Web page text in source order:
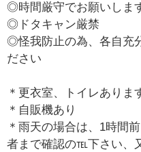
◎時間厳守でお願いしま
◎ドタキャン厳禁
◎怪我防止の為、各自充
ださい
＊更衣室、トイレありま
＊自販機あり
＊雨天の場合は、1時間
者まで確認の℡下さい、